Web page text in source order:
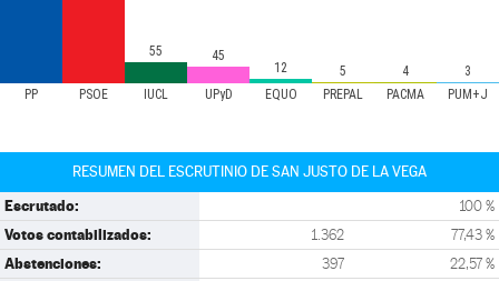
PP PSOE IUCL UPyD EQUO PREPAL PACMA PUM+J
55 45
12 5 4 3
RESUMEN DEL ESCRUTINIO DE SAN JUSTO DE LA VEGA
Escrutado: 100 %
Votos contabilizados: 1.362 77,43 %
Abstenciones: 397 22,57 %